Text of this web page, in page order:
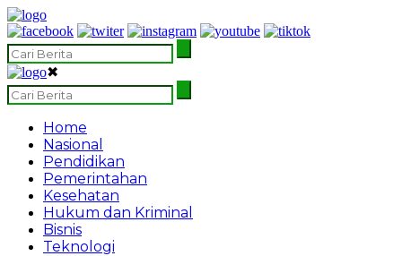
✖
Home
Nasional
Pendidikan
Pemerintahan
Kesehatan
Hukum dan Kriminal
Bisnis
Teknologi